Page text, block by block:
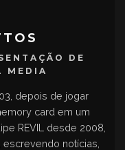
DE
MEDIA
depois de jogar
card em um
REVIL desde 2008,
notícias,